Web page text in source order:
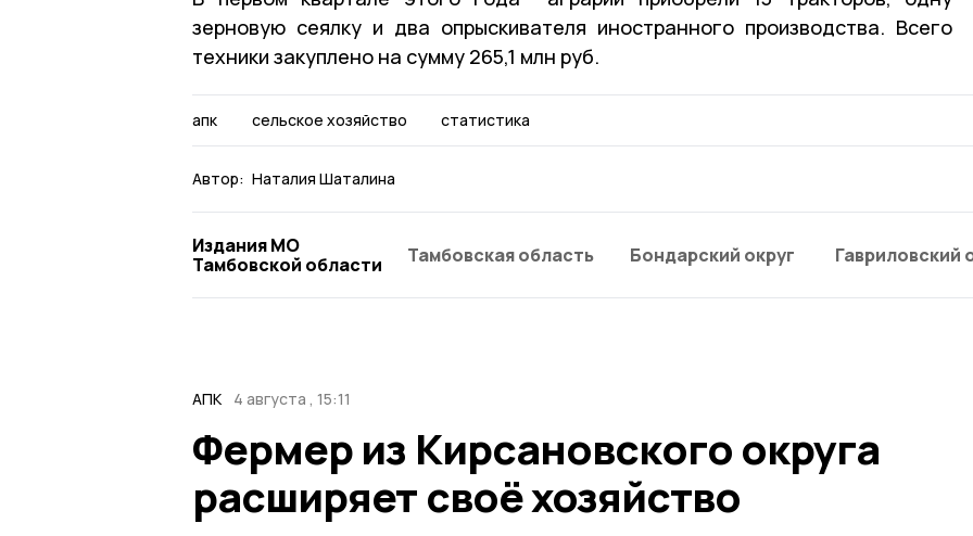
зерновую сеялку и два опрыскивателя иностранного производства. Всего
техники закуплено на сумму 265,1 млн руб.
апк сельское хозяйство статистика
Автор: Наталия Шаталина
Издания МО
Тамбовской области
Тамбовская область Бондарский округ Гавриловский
АПК 4 августа , 15:11
Фермер из Кирсановского округа
расширяет своё хозяйство